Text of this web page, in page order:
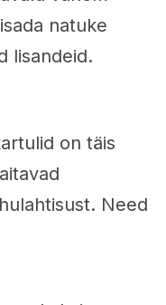
natuke
lisandeid.
on täis
Need